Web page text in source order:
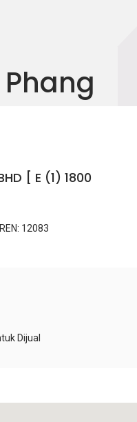
[ E (1) 1800
REN: 12083
Dijual